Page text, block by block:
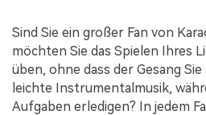
Sind Sie ein großer Fan von
möchten Sie das Spielen Ihres
üben, ohne dass der Gesang
leichte Instrumentalmusik,
Aufgaben erledigen? In jedem